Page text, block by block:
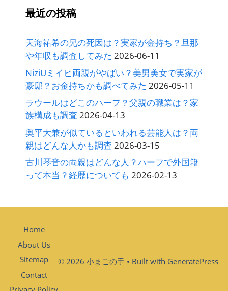
最近の投稿
天海祐希の兄の死因は？実家が金持ち？旦那
や年収も調査してみた 2026-06-11
NiziUミイヒ両親がやばい？美男美女で実家が
豪邸？お金持ちかも調べてみた 2026-05-11
ラウールはどこのハーフ？父親の職業は？家
族構成も調査 2026-04-13
奥平大兼が似ているといわれる芸能人は？両
親はどんな人かも調査 2026-03-15
古川琴音の両親はどんな人？ハーフで外国籍
って本当？経歴についても 2026-02-13
Home
About Us
Sitemap
Contact
© 2026 小まごの手 • Built with GeneratePress